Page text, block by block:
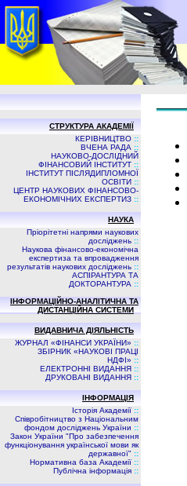
СТРУКТУРА АКАДЕМІЇ
КЕРІВНИЦТВО ::
ВЧЕНА РАДА ::
НАУКОВО-ДОСЛІДНИЙ
ФІНАНСОВИЙ ІНСТИТУТ ::
ІНСТИТУТ ПІСЛЯДИПЛОМНОЇ
ОСВІТИ ::
ЦЕНТР НАУКОВИХ ФІНАНСОВО-
ЕКОНОМІЧНИХ ЕКСПЕРТИЗ ::
НАУКА
Пріорітетні напрями наукових
досліджень ::
Наукова фінансово-економічна
експертиза та впровадження
результатів наукових досліджень ::
АСПIРАНТУРА ТА
ДОКТОРАНТУРА ::
ІНФОРМАЦІЙНО-АНАЛІТИЧНА ТА
ДИСТАНЦІЙНА СИСТЕМИ
ВИДАВНИЧА ДIЯЛЬНIСТЬ
ЖУРНАЛ «ФІНАНСИ УКРАЇНИ» ::
ЗБIРНИК «НАУКОВI ПРАЦI
НДФI» ::
ЕЛЕКТРОННІ ВИДАННЯ ::
ДРУКОВАНІ ВИДАННЯ ::
ІНФОРМАЦІЯ
Історія Академії ::
Співробітництво з Національним
фондом досліджень України ::
Закон України "Про забезпечення
функціонування української мови як
державної" ::
Нормативна база Академії ::
Публічна інформація ::